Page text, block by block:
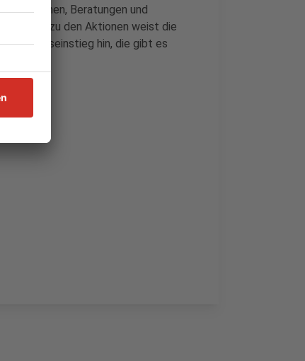
Aktionen, Beratungen und
Zusätzlich zu den Aktionen weist die
Berufseinstieg hin, die gibt es